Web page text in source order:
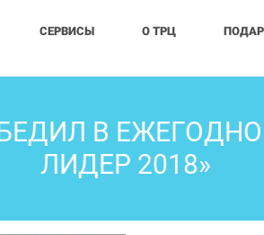
СЕРВИСЫ О ТРЦ
В
ЛИДЕР 2018»